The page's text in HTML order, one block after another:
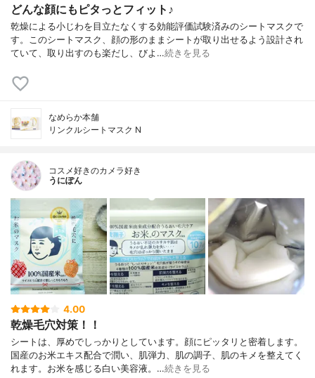
どんな顔にもピタっとフィット♪
乾燥による小じわを目立たなくする効能評価試験済みのシートマスクで
す。このシートマスク、顔の形のままシートが取り出せるよう設計され
ていて、取り出すのも楽だし、びよ…続きを見る
なめらか本舗
リンクルシートマスク N
コスメ好きのカメラ好き
うにぽん
4.00
乾燥毛穴対策！！
シートは、厚めでしっかりとしています。顔にピッタリと密着します。
国産のお米エキス配合で潤い、肌弾力、肌の調子、肌のキメを整えてく
れます。お米を感じる白い美容液。…続きを見る